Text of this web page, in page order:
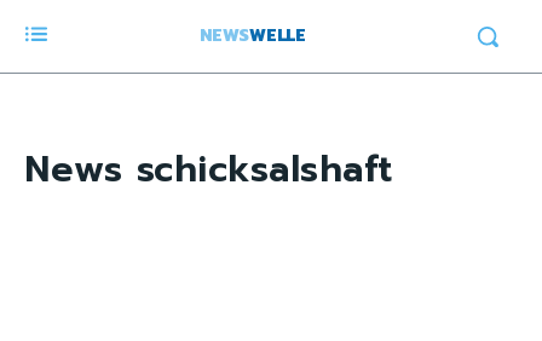
NEWSWELLE
News schicksalshaft